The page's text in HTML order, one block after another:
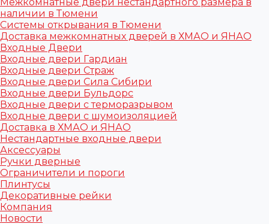
наличии в Тюмени
Системы открывания в Тюмени
Доставка межкомнатных дверей в ХМАО и ЯНАО
Входные Двери
Входные двери Гардиан
Входные двери Страж
Входные двери Сила Сибири
Входные двери Бульдорс
Входные двери с терморазрывом
Входные двери с шумоизоляцией
Доставка в ХМАО и ЯНАО
Нестандартные входные двери
Аксессуары
Ручки дверные
Ограничители и пороги
Плинтусы
Декоративные рейки
Компания
Новости